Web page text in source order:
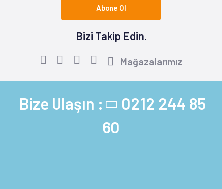
Abone Ol
Bizi Takip Edin.
Mağazalarımız
Bize Ulaşın : 0212 244 85
60